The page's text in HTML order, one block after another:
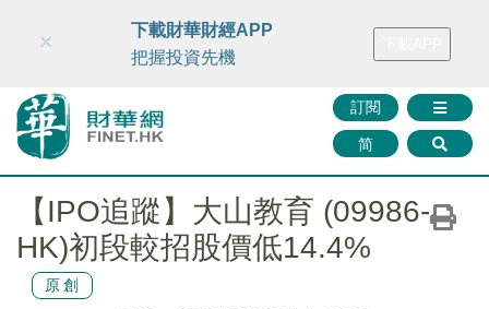
財華智庫網 FINTV FINMETA 財華證券 媒體矩陣
訂閱
简
×
下載財華財經APP
把握投資先機
【IPO追蹤】大山教育 (09986-
HK)初段較招股價低14.4%
原創